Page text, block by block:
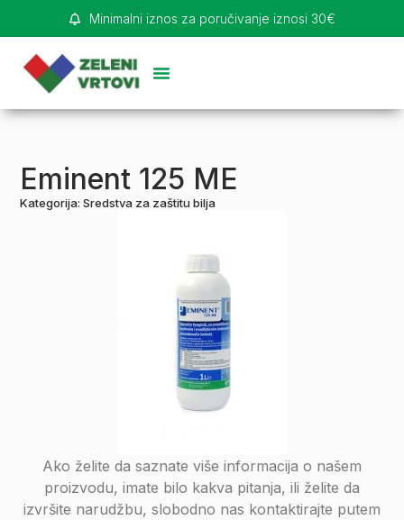
Minimalni iznos za poručivanje iznosi 30€
Eminent 125 ME
Kategorija:Sredstva za zaštitu bilja
Ako želite da saznate više informacija o našem
proizvodu, imate bilo kakva pitanja, ili želite da
izvršite narudžbu, slobodno nas kontaktirajte putem